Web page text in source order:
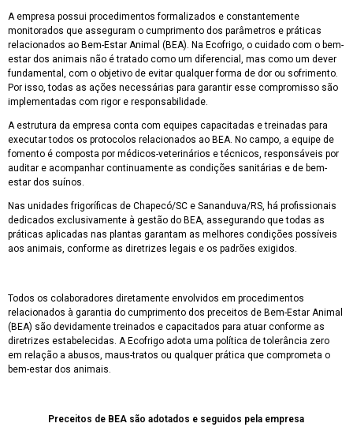
A empresa possui procedimentos formalizados e constantemente
monitorados que asseguram o cumprimento dos parâmetros e práticas
relacionados ao Bem-Estar Animal (BEA). Na Ecofrigo, o cuidado com o bem-
estar dos animais não é tratado como um diferencial, mas como um dever
fundamental, com o objetivo de evitar qualquer forma de dor ou sofrimento.
Por isso, todas as ações necessárias para garantir esse compromisso são
implementadas com rigor e responsabilidade.
A estrutura da empresa conta com equipes capacitadas e treinadas para
executar todos os protocolos relacionados ao BEA. No campo, a equipe de
fomento é composta por médicos-veterinários e técnicos, responsáveis por
auditar e acompanhar continuamente as condições sanitárias e de bem-
estar dos suínos.
Nas unidades frigoríficas de Chapecó/SC e Sananduva/RS, há profissionais
dedicados exclusivamente à gestão do BEA, assegurando que todas as
práticas aplicadas nas plantas garantam as melhores condições possíveis
aos animais, conforme as diretrizes legais e os padrões exigidos.
Todos os colaboradores diretamente envolvidos em procedimentos
relacionados à garantia do cumprimento dos preceitos de Bem-Estar Animal
(BEA) são devidamente treinados e capacitados para atuar conforme as
diretrizes estabelecidas. A Ecofrigo adota uma política de tolerância zero
em relação a abusos, maus-tratos ou qualquer prática que comprometa o
bem-estar dos animais.
Preceitos de BEA são adotados e seguidos pela empresa